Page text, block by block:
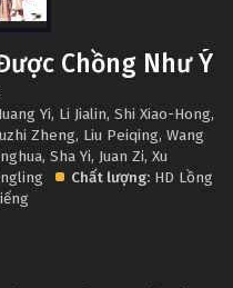
Chồng Như Ý
Yi, Li Jialin,Shi Xiao-Hong,
Zheng, Liu Peiqing,Wang
,Sha Yi, Juan Zi,Xu
Chất lượng: